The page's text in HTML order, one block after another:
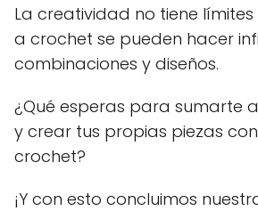
La creatividad no tiene
a crochet se pueden hacer
combinaciones y diseños.
¿Qué esperas para sumarte
y crear tus propias piezas
crochet?
¡Y con esto concluimos